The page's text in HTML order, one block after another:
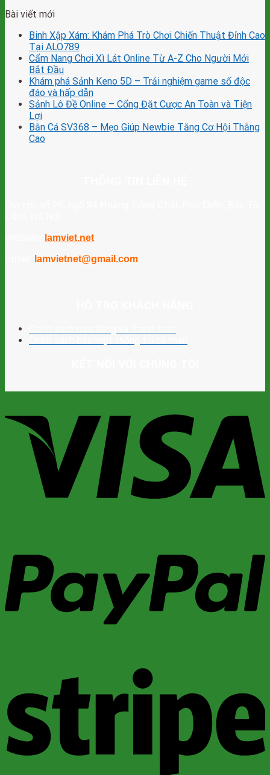
Bài viết mới
Binh Xập Xám: Khám Phá Trò Chơi Chiến Thuật Đỉnh Cao
Tại ALO789
Cẩm Nang Chơi Xì Lát Online Từ A-Z Cho Người Mới
Bắt Đầu
Khám phá Sảnh Keno 5D – Trải nghiệm game số độc
đáo và hấp dẫn
Sảnh Lô Đề Online – Cổng Đặt Cược An Toàn và Tiện
Lợi
Bắn Cá SV368 – Mẹo Giúp Newbie Tăng Cơ Hội Thắng
Cao
lamviet.net
lamvietnet@gmail.com